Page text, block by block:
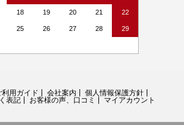
18 19 20 21 22
25 26 27 28 29
利用ガイド 会社案内
個人情報保護方針
表記
お客様の声、口コミ マイアカウント